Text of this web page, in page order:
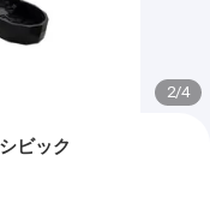
2/4
ビック